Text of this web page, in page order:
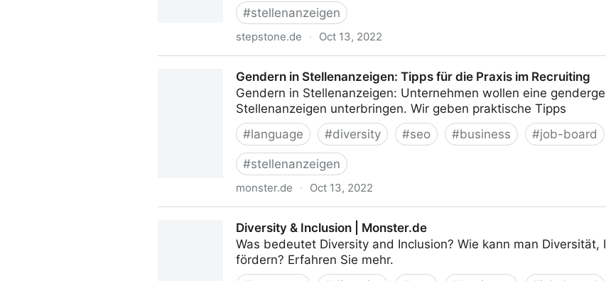
#stellenanzeigen
stepstone.de · Oct 13, 2022
Gendern in Stellenanzeigen: Tipps für die Praxis im Recruiting
Gendern in Stellenanzeigen: Unternehmen wollen eine
Stellenanzeigen unterbringen. Wir geben praktische Tipps
#language #diversity #seo #business #job-board
#stellenanzeigen
monster.de · Oct 13, 2022
Diversity & Inclusion | Monster.de
Was bedeutet Diversity and Inclusion? Wie kann man
fördern? Erfahren Sie mehr.